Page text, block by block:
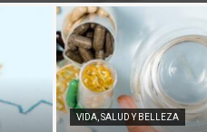
VIDA, SALUD Y BELLEZA